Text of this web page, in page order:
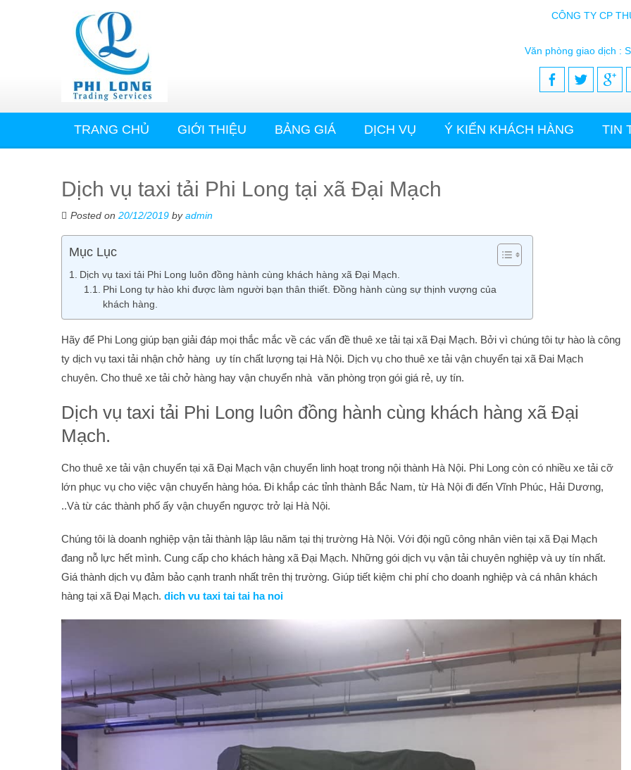
CÔNG TY CP
Văn phòng giao dịch :
TRANG CHỦ GIỚI THIỆU BẢNG GIÁ DỊCH VỤ Ý KIẾN KHÁCH HÀNG TIN
Dịch vụ taxi tải Phi Long tại xã Đại Mạch
Posted on 20/12/2019 byadmin
Mục Lục
Dịch vụ taxi tải Phi Long luôn đồng hành cùng khách hàng xã Đại Mạch.
Phi Long tự hào khi được làm người bạn thân thiết. Đồng hành cùng sự thịnh vượng của
khách hàng.
Hãy để Phi Long giúp bạn giải đáp mọi thắc mắc về các vấn đề thuê xe tải tại xã Đại Mạch. Bởi vì chúng tôi tự hào là công
ty dịch vụ taxi tải nhận chở hàng uy tín chất lượng tại Hà Nội. Dịch vụ cho thuê xe tải vận chuyển tại xã Đai Mạch
chuyên. Cho thuê xe tải chở hàng hay vận chuyển nhà văn phòng trọn gói giá rẻ, uy tín.
Dịch vụ taxi tải Phi Long luôn đồng hành cùng khách hàng xã Đại
Mạch.
Cho thuê xe tải vận chuyển tại xã Đại Mạch vận chuyển linh hoạt trong nội thành Hà Nội. Phi Long còn có nhiều xe tải cỡ
lớn phục vụ cho việc vận chuyển hàng hóa. Đi khắp các tỉnh thành Bắc Nam, từ Hà Nội đi đến Vĩnh Phúc, Hải Dương,
..Và từ các thành phố ấy vận chuyển ngược trở lại Hà Nội.
Chúng tôi là doanh nghiệp vận tải thành lập lâu năm tại thị trường Hà Nội. Với đội ngũ công nhân viên tại xã Đại Mạch
đang nỗ lực hết mình. Cung cấp cho khách hàng xã Đại Mạch. Những gói dịch vụ vận tải chuyên nghiệp và uy tín nhất.
Giá thành dịch vụ đảm bảo cạnh tranh nhất trên thị trường. Giúp tiết kiệm chi phí cho doanh nghiệp và cá nhân khách
hàng tại xã Đại Mạch. dich vu taxi tai tai ha noi